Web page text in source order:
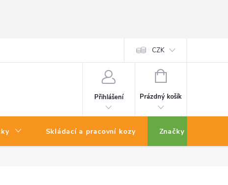
CZK
Přihlášení
NÁKUPNÍ
Prázdný košík
Skládací a pracovní kozy Značky